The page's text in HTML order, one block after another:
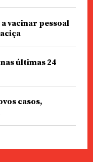
vacinar pessoal
últimas 24
casos,